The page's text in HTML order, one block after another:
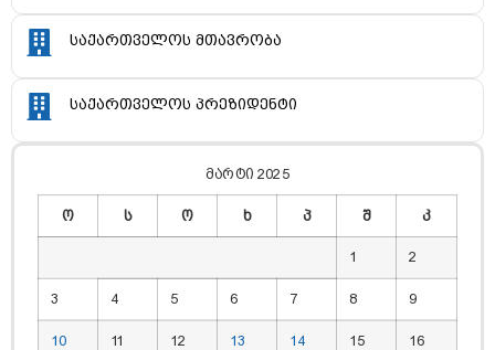
საქართველოს მთავრობა
საქართველოს პრეზიდენტი
მარტი 2025
ო ს ო ხ პ შ კ
1 2
3 4 5 6 7 8 9
10 11 12 13 14 15 16